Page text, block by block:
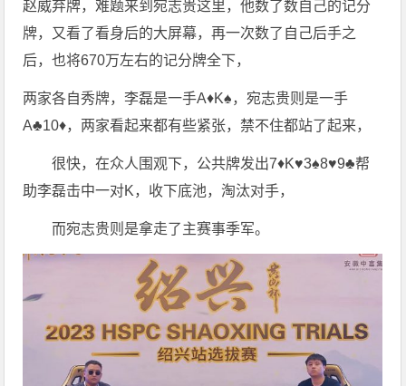
赵威弃牌，难题来到宛志贵这里，他数了数自己的记分
牌，又看了看身后的大屏幕，再一次数了自己后手之
后，也将670万左右的记分牌全下，
两家各自秀牌，李磊是一手A♦️K♠️，宛志贵则是一手
A♣️10♦️，两家看起来都有些紧张，禁不住都站了起来，
很快，在众人围观下，公共牌发出7♦️K♥️3♠️8♥️9♣️帮
助李磊击中一对K，收下底池，淘汰对手，
而宛志贵则是拿走了主赛事季军。